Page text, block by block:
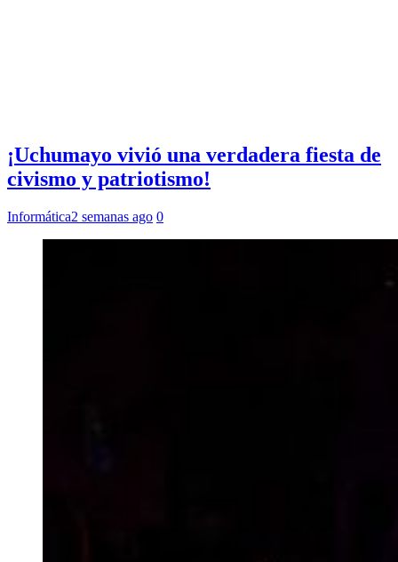
¡Uchumayo vivió una verdadera fiesta de
civismo y patriotismo!
Informática2 semanas ago 0